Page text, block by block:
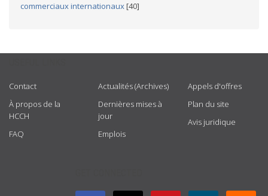
commerciaux internationaux[40]
Contact
À propos de la
HCCH
FAQ
Actualités (Archives)
Dernières mises à
jour
Emplois
Appels d'offres
Plan du site
Avis juridique